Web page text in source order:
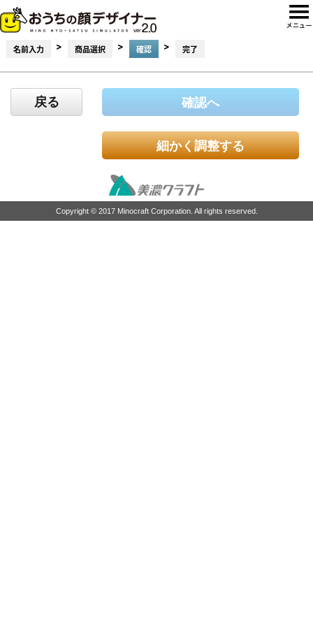
名前入力 > 商品選択 > 確認 > 完了
戻る 確認へ
細かく調整する
Copyright © 2017 Minocraft Corporation. All rights reserved.